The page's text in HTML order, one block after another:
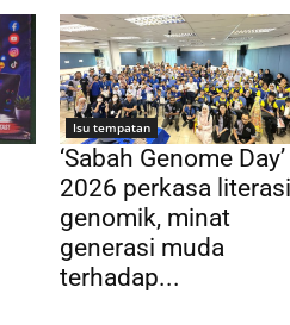
Isu tempatan
‘Sabah Genome Day’
2026 perkasa literasi
genomik, minat
generasi muda
terhadap...